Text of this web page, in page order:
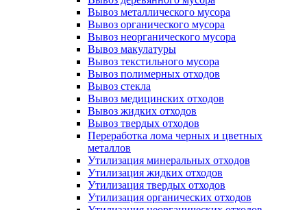
Вывоз металлического мусора
Вывоз органического мусора
Вывоз неорганического мусора
Вывоз макулатуры
Вывоз текстильного мусора
Вывоз полимерных отходов
Вывоз стекла
Вывоз медицинских отходов
Вывоз жидких отходов
Вывоз твердых отходов
Переработка лома черных и цветных
металлов
Утилизация минеральных отходов
Утилизация жидких отходов
Утилизация твердых отходов
Утилизация органических отходов